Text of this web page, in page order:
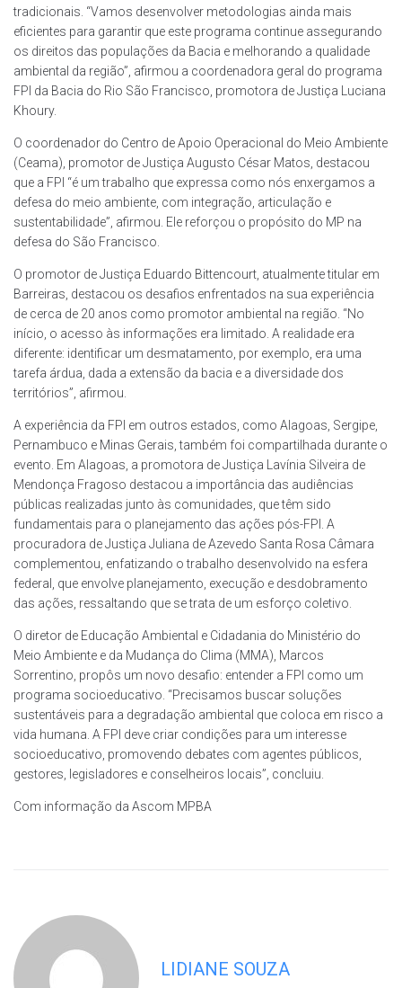
tradicionais. “Vamos desenvolver metodologias ainda mais
eficientes para garantir que este programa continue assegurando
os direitos das populações da Bacia e melhorando a qualidade
ambiental da região”, afirmou a coordenadora geral do programa
FPI da Bacia do Rio São Francisco, promotora de Justiça Luciana
Khoury.
O coordenador do Centro de Apoio Operacional do Meio Ambiente
(Ceama), promotor de Justiça Augusto César Matos, destacou
que a FPI “é um trabalho que expressa como nós enxergamos a
defesa do meio ambiente, com integração, articulação e
sustentabilidade”, afirmou. Ele reforçou o propósito do MP na
defesa do São Francisco.
O promotor de Justiça Eduardo Bittencourt, atualmente titular em
Barreiras, destacou os desafios enfrentados na sua experiência
de cerca de 20 anos como promotor ambiental na região. “No
início, o acesso às informações era limitado. A realidade era
diferente: identificar um desmatamento, por exemplo, era uma
tarefa árdua, dada a extensão da bacia e a diversidade dos
territórios”, afirmou.
A experiência da FPI em outros estados, como Alagoas, Sergipe,
Pernambuco e Minas Gerais, também foi compartilhada durante o
evento. Em Alagoas, a promotora de Justiça Lavínia Silveira de
Mendonça Fragoso destacou a importância das audiências
públicas realizadas junto às comunidades, que têm sido
fundamentais para o planejamento das ações pós-FPI. A
procuradora de Justiça Juliana de Azevedo Santa Rosa Câmara
complementou, enfatizando o trabalho desenvolvido na esfera
federal, que envolve planejamento, execução e desdobramento
das ações, ressaltando que se trata de um esforço coletivo.
O diretor de Educação Ambiental e Cidadania do Ministério do
Meio Ambiente e da Mudança do Clima (MMA), Marcos
Sorrentino, propôs um novo desafio: entender a FPI como um
programa socioeducativo. “Precisamos buscar soluções
sustentáveis para a degradação ambiental que coloca em risco a
vida humana. A FPI deve criar condições para um interesse
socioeducativo, promovendo debates com agentes públicos,
gestores, legisladores e conselheiros locais”, concluiu.
Com informação da Ascom MPBA
LIDIANE SOUZA